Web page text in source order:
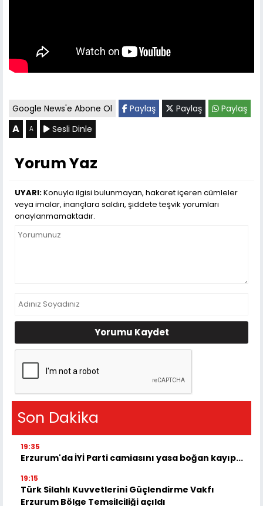
Google News'e Abone Ol Paylaş Paylaş Paylaş
A A Sesli Dinle
Yorum Yaz
UYARI:Konuyla ilgisi bulunmayan, hakaret içeren cümleler
veya imalar, inançlara saldırı, şiddete teşvik yorumları
onaylanmamaktadır.
Yorumu Kaydet
Son Dakika
19:35
Erzurum'da İYİ Parti camiasını yasa boğan kayıp...
19:15
Türk Silahlı Kuvvetlerini Güçlendirme Vakfı
Erzurum Bölge Temsilciliği açıldı